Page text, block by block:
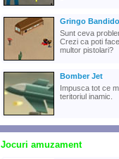
Gringo Bandido
Sunt ceva
Crezi ca poti
multor pistolari?
Bomber Jet
Impusca tot ce
teritoriul inamic.
Jocuri amuzament